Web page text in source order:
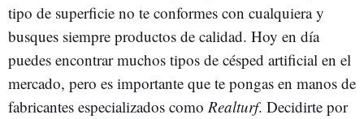
tipo de superficie no te conformes con cualquiera y
busques siempre productos de calidad. Hoy en día
puedes encontrar muchos tipos de césped artificial en el
mercado, pero es importante que te pongas en manos de
fabricantes especializados como Realturf. Decidirte por